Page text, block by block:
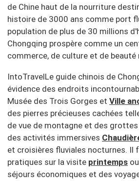
de Chine haut de la nourriture
histoire de 3000 ans comme port
population de plus de 30 millions
Chongqing prospère comme un
commerce, de culture et de beauté
IntoTravelLe guide chinois de
évidence des endroits
Musée des Trois Gorges et Ville
des pierres précieuses cachées
de vue de montagne et des
des activités immersives
et croisières fluviales nocturnes. Il
pratiques sur la visite printemps ou
séjours économiques et des